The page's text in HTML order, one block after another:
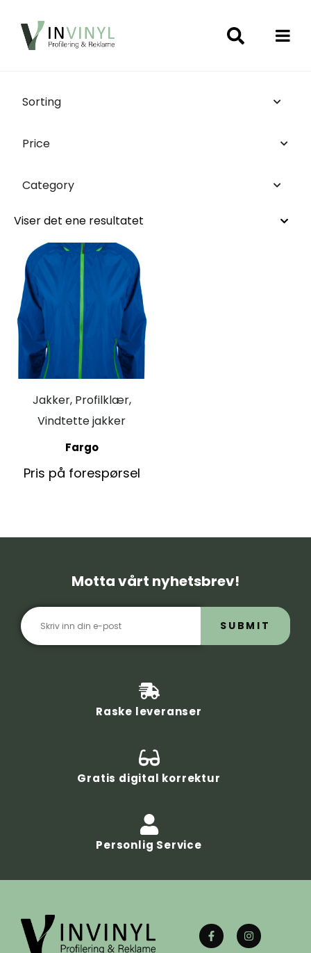
Sorting
Price
Category
Viser det ene resultatet
Jakker, Profilklær,
Vindtette jakker
Fargo
Pris på forespørsel
Motta vårt nyhetsbrev!
SUBMIT
Raske leveranser
Gratis digital korrektur
Personlig Service